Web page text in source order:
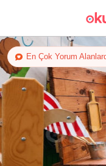
En Çok Yorum